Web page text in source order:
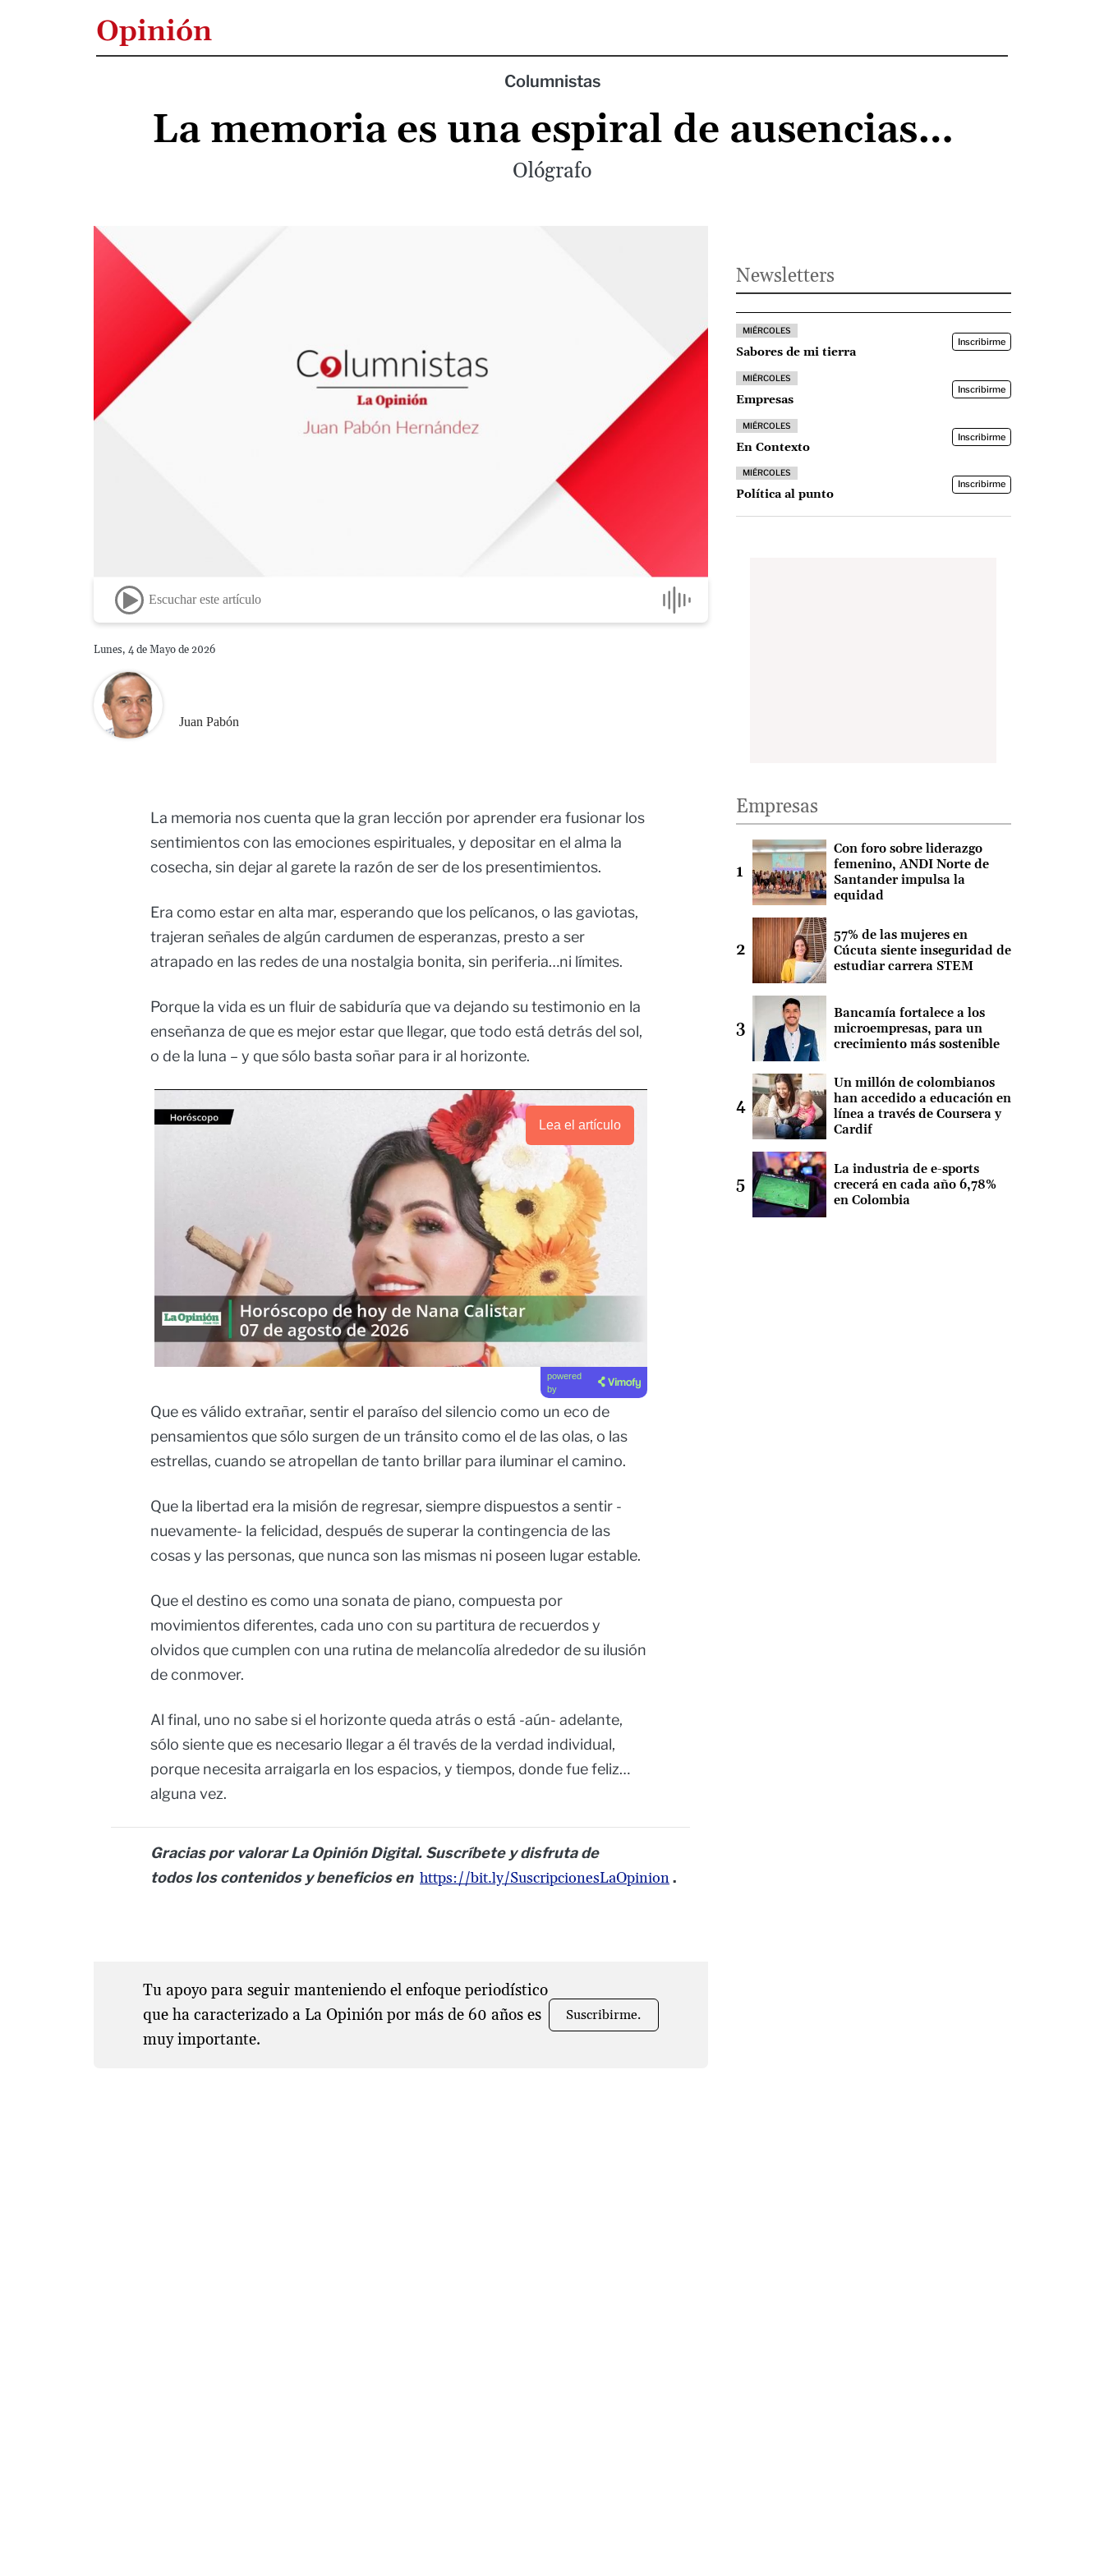
Opinión
Columnistas
La memoria es una espiral de ausencias…
Ológrafo
Escuchar este artículo
Lunes, 4 de Mayo de 2026
Juan Pabón
La memoria nos cuenta que la gran lección por aprender era fusionar los
sentimientos con las emociones espirituales, y depositar en el alma la
cosecha, sin dejar al garete la razón de ser de los presentimientos.
Era como estar en alta mar, esperando que los pelícanos, o las gaviotas,
trajeran señales de algún cardumen de esperanzas, presto a ser
atrapado en las redes de una nostalgia bonita, sin periferia…ni límites.
Porque la vida es un fluir de sabiduría que va dejando su testimonio en la
enseñanza de que es mejor estar que llegar, que todo está detrás del sol,
o de la luna – y que sólo basta soñar para ir al horizonte.
Lea el artículo
powered
by
Que es válido extrañar, sentir el paraíso del silencio como un eco de
pensamientos que sólo surgen de un tránsito como el de las olas, o las
estrellas, cuando se atropellan de tanto brillar para iluminar el camino.
Que la libertad era la misión de regresar, siempre dispuestos a sentir -
nuevamente- la felicidad, después de superar la contingencia de las
cosas y las personas, que nunca son las mismas ni poseen lugar estable.
Que el destino es como una sonata de piano, compuesta por
movimientos diferentes, cada uno con su partitura de recuerdos y
olvidos que cumplen con una rutina de melancolía alrededor de su ilusión
de conmover.
Al final, uno no sabe si el horizonte queda atrás o está -aún- adelante,
sólo siente que es necesario llegar a él través de la verdad individual,
porque necesita arraigarla en los espacios, y tiempos, donde fue feliz…
alguna vez.
Gracias por valorar La Opinión Digital. Suscríbete y disfruta de
todos los contenidos y beneficios en https://bit.ly/SuscripcionesLaOpinion.
Tu apoyo para seguir manteniendo el enfoque periodístico
que ha caracterizado a La Opinión por más de 60 años es
muy importante.
Suscribirme.
Newsletters
MIÉRCOLES
Sabores de mi tierra
Inscribirme
MIÉRCOLES
Empresas
Inscribirme
MIÉRCOLES
En Contexto
Inscribirme
MIÉRCOLES
Política al punto
Inscribirme
Empresas
Con foro sobre liderazgo
femenino, ANDI Norte de
Santander impulsa la
equidad
57% de las mujeres en
Cúcuta siente inseguridad de
estudiar carrera STEM
Bancamía fortalece a los
microempresas, para un
crecimiento más sostenible
Un millón de colombianos
han accedido a educación en
línea a través de Coursera y
Cardif
La industria de e-sports
crecerá en cada año 6,78%
en Colombia